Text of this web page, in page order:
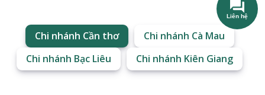
Chi nhánh Cần thơ
Chi nhánh Cà Mau
Chi nhánh Bạc Liêu
Chi nhánh Kiên Giang
Liên hệ